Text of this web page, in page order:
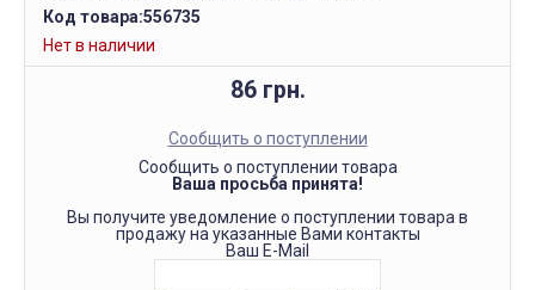
Код товара:556735
Нет в наличии
86 грн.
Сообщить о поступлении
Сообщить о поступлении товара
Ваша просьба принята!
Вы получите уведомление о поступлении товара в
продажу на указанные Вами контакты
Ваш E-Mail